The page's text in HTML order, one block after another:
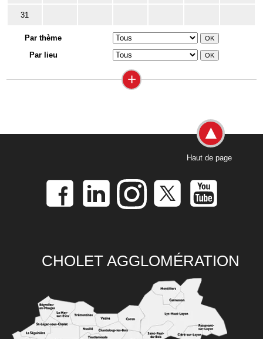
31
Par thème
Par lieu
+
Haut de page
CHOLET AGGLOMÉRATION